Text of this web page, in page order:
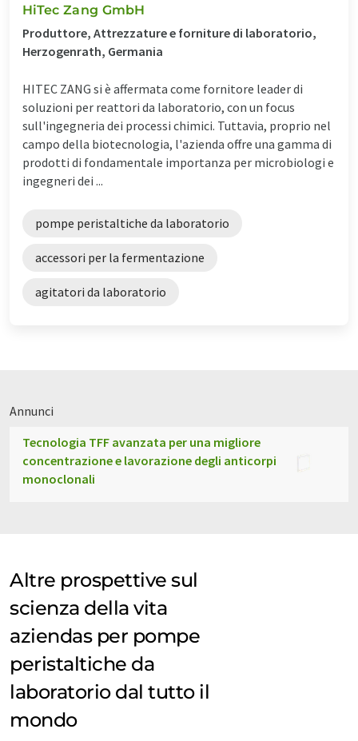
HiTec Zang GmbH
Produttore, Attrezzature e forniture di laboratorio,
Herzogenrath, Germania
HITEC ZANG si è affermata come fornitore leader di
soluzioni per reattori da laboratorio, con un focus
sull'ingegneria dei processi chimici. Tuttavia, proprio nel
campo della biotecnologia, l'azienda offre una gamma di
prodotti di fondamentale importanza per microbiologi e
ingegneri dei ...
pompe peristaltiche da laboratorio
accessori per la fermentazione
agitatori da laboratorio
Annunci
Tecnologia TFF avanzata per una migliore
concentrazione e lavorazione degli anticorpi
monoclonali
Altre prospettive sul
scienza della vita
aziendas per pompe
peristaltiche da
laboratorio dal tutto il
mondo